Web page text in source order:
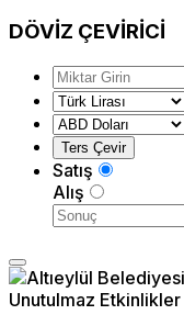
DÖVİZ ÇEVİRİCİ
Satış
Alış